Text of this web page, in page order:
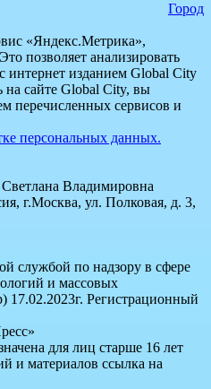
Город
«Яндекс.Метрика»,
позволяет анализировать
интернет изданием Global City
на сайте Global City, вы
перечисленных сервисов и
персональных данных.
Владимировна
г.Москва, ул. Полковая, д. 3,
службой по надзору в сфере
и массовых
17.02.2023г. Регистрационный
для лиц старше 16 лет
и материалов ссылка на